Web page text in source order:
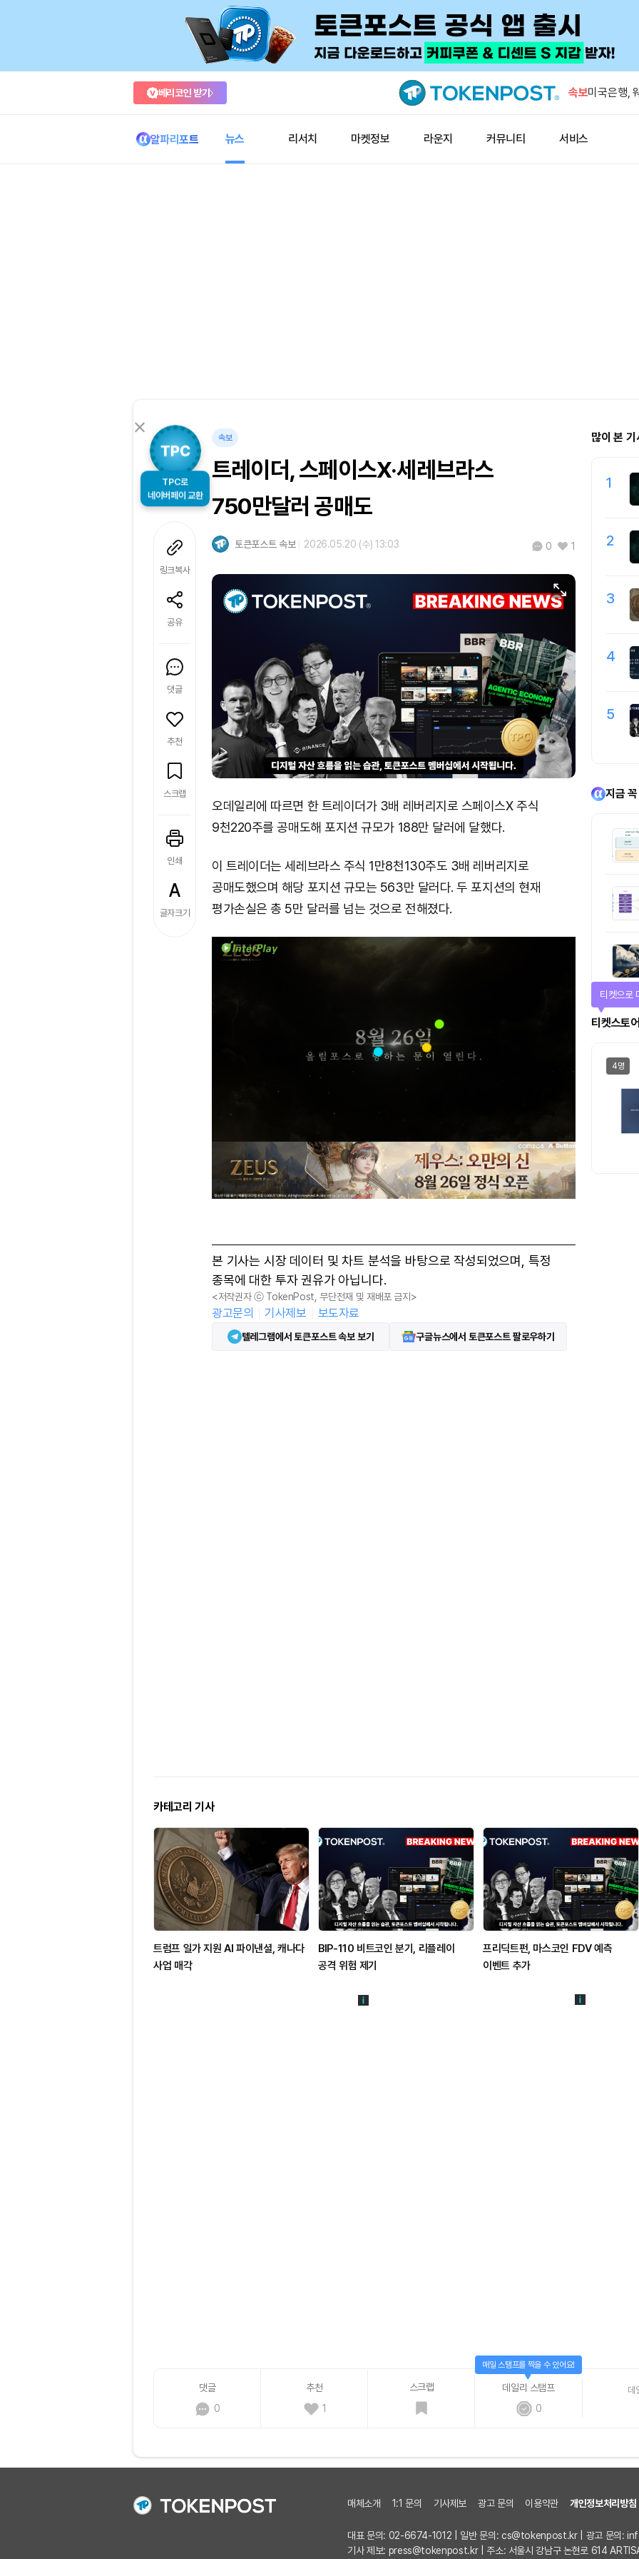
베리코인 받기 속보
고래, 코인
미국은행,
알파리포트 뉴스 리서치 마켓정보 라운지 커뮤니티 서비스
네이버페이 교환
링크복사
공유
댓글
추천
스크랩
인쇄
글자크기
속보
트레이더, 스페이스X·세레브라스
750만달러 공매도
토큰포스트 속보 2026.05.20 (수) 13:03 0 1
오데일리에 따르면 한 트레이더가 3배 레버리지로 스페이스X 주식
9천220주를 공매도해 포지션 규모가 188만 달러에 달했다.
이 트레이더는 세레브라스 주식 1만8천130주도 3배 레버리지로
공매도했으며 해당 포지션 규모는 563만 달러다. 두 포지션의 현재
평가손실은 총 5만 달러를 넘는 것으로 전해졌다.
본 기사는 시장 데이터 및 차트 분석을 바탕으로 작성되었으며, 특정
종목에 대한 투자 권유가 아닙니다.
<저작권자 ⓒ TokenPost, 무단전재 및 재배포 금지>
광고문의 기사제보 보도자료
텔레그램에서 토큰포스트 속보 보기 구글뉴스에서 토큰포스트 팔로우하기
많이 본 기
1
2
3
4
5
지금
티켓스토
티켓으로
4명
카테고리 기사
트럼프 일가 지원 AI 파이낸셜, 캐나다
사업 매각
BIP-110 비트코인 분기, 리플레이
공격 위험 제기
프리딕트펀, 마스코인 FDV 예측
이벤트 추가
댓글
0
추천
1
스크랩
데일리 스탬프
0
매일 스탬프를 찍을 수 있어요!
데
매체소개 1:1 문의 기사제보 광고 문의 이용약관 개인정보처리방침
대표 문의: 02-6674-1012 | 일반 문의: cs@tokenpost.kr| 광고 문의:
기사 제보: press@tokenpost.kr| 주소: 서울시 강남구 논현로 614